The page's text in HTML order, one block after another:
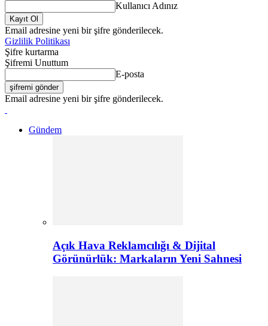
Kullanıcı Adınız
Email adresine yeni bir şifre gönderilecek.
Gizlilik Politikası
Şifre kurtarma
Şifremi Unuttum
E-posta
Email adresine yeni bir şifre gönderilecek.
Gündem
Açık Hava Reklamcılığı & Dijital
Görünürlük: Markaların Yeni Sahnesi